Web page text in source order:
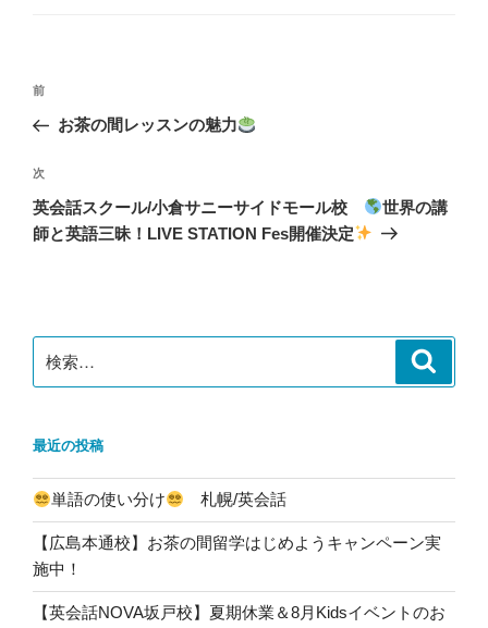
投
ナ
ビ
ゲ
ー
前
の
稿
前
お茶の間レッスンの魅力
次
の
投
次
英会話スクール/小倉サニーサイドモール校
世界の講
師と英語三昧！LIVE STATION Fes開催決定
索:
最近の投稿
単語の使い分け 札幌/英会話
【広島本通校】お茶の間留学はじめようキャンペーン実
施中！
【英会話NOVA坂戸校】夏期休業＆8月Kidsイベントのお